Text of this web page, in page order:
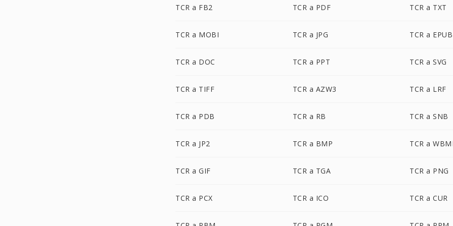
TCR a FB2 TCR a PDF TCR a TXT
TCR a MOBI TCR a JPG TCR a EPUB
TCR a DOC TCR a PPT TCR a SVG
TCR a TIFF TCR a AZW3 TCR a LRF
TCR a PDB TCR a RB TCR a SNB
TCR a JP2 TCR a BMP TCR a
TCR a GIF TCR a TGA TCR a PNG
TCR a PCX TCR a ICO TCR a CUR